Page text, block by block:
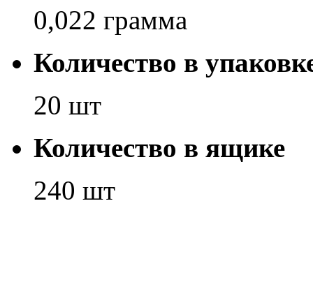
0,022 грамма
Количество в
20 шт
Количество в ящике
240 шт